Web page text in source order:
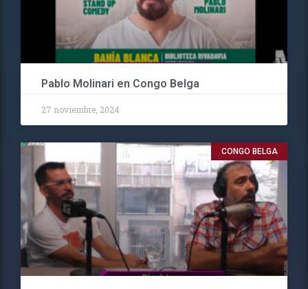
Pablo Molinari en Congo Belga
27 noviembre, 2024
CONGO BELGA